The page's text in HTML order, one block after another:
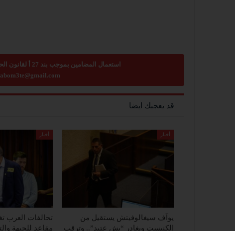
استعمال المضامين بموجب بند 27 أ لقانون الحقوق الأدبية لسنة 2007، يرجى ارسال رسالة الى:
abom3te@gmail.com
قد يعجبك ايضا
أخبار
يوآف سيغالوفيتش يستقيل من
الكنيست ويغادر “يش عتيد”.. وترقب
أخبار